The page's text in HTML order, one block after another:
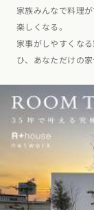
R+houseについ
R+houseに
性能
デザイン
家づくりの
全国の工務店を
北海道・東北
北海道 青森
関東エリア
東京都神奈
施工事例
施工事例一
平屋
【特集】平屋の
動画で学ぶ注文
家族みんなで料理
楽しくなる。
家事がしやすくな
ひ、あなただけの